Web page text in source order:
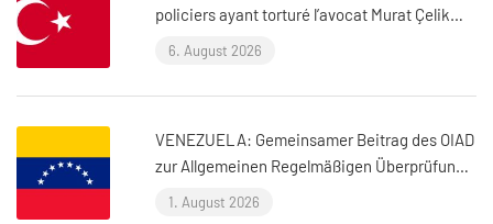
policiers ayant torturé l’avocat Murat Çelik
(Istanbul, Turquie)
6. August 2026
VENEZUELA: Gemeinsamer Beitrag des OIAD
zur Allgemeinen Regelmäßigen Überprüfung
der Vereinten Nationen zu Venezuela
1. August 2026